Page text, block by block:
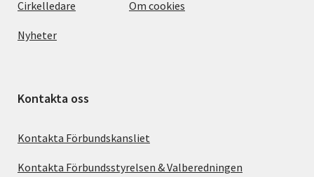
Cirkelledare
Nyheter
Om cookies
Kontakta oss
Kontakta Förbundskansliet
Kontakta Förbundsstyrelsen & Valberedningen